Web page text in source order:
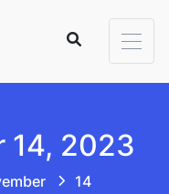
14, 2023
14